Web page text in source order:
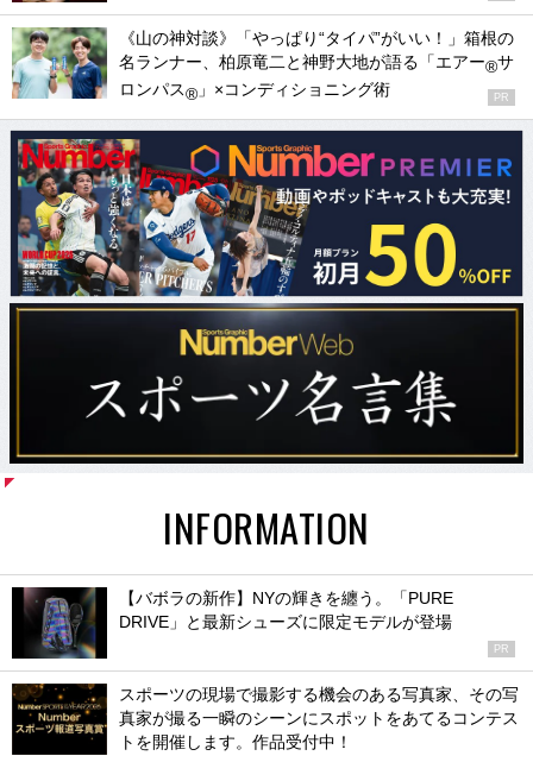
《山の神対談》「やっぱり“タイパ”がいい！」箱根の
名ランナー、柏原竜二と神野大地が語る「エアー®サ
ロンパス® 」×コンディショニング術 PR
INFORMATION
【バボラの新作】NYの輝きを纏う。「PURE
DRIVE」と最新シューズに限定モデルが登場
PR
スポーツの現場で撮影する機会のある写真家、その写
真家が撮る一瞬のシーンにスポットをあてるコンテス
トを開催します。作品受付中！